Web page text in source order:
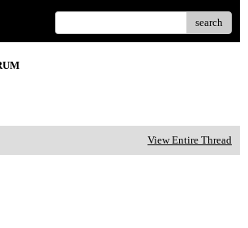
search
View Entire Thread